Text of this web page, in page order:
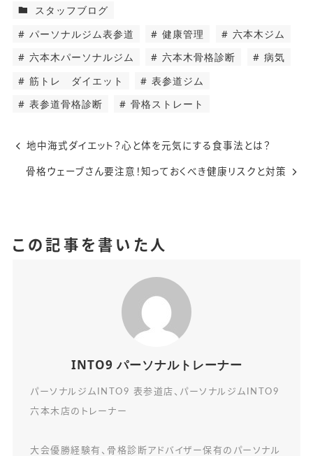
スタッフブログ
パーソナルジム表参道
健康管理
六本木ジム
六本木パーソナルジム
六本木骨格診断
病気
筋トレ ダイエット
表参道ジム
表参道骨格診断
骨格ストレート
地中海式ダイエット？心と体を元気にする食事法とは？
骨格ウェーブさん要注意！知っておくべき健康リスクと対策
この記事を書いた人
INTO9 パーソナルトレーナー
パーソナルジムINTO9 表参道店、パーソナルジムINTO9
六本木店のトレーナー
大会優勝経験有、骨格診断アドバイザー保有のパーソナル